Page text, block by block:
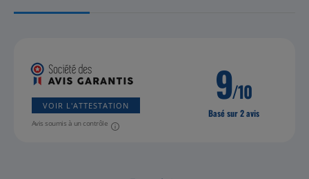
VOIR L'ATTESTATION
Avis soumis à un contrôle
9/10
Basé sur 2 avis